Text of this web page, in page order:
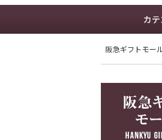
カ
阪急ギフトモー